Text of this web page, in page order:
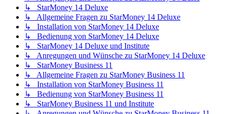
↳ StarMoney 14 Deluxe
↳ Allgemeine Fragen zu StarMoney 14 Deluxe
↳ Installation von StarMoney 14 Deluxe
↳ Bedienung von StarMoney 14 Deluxe
↳ StarMoney 14 Deluxe und Institute
↳ Anregungen und Wünsche zu StarMoney 14 Deluxe
↳ StarMoney Business 11
↳ Allgemeine Fragen zu StarMoney Business 11
↳ Installation von StarMoney Business 11
↳ Bedienung von StarMoney Business 11
↳ StarMoney Business 11 und Institute